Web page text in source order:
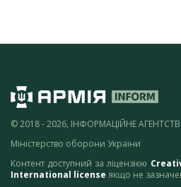
© 2018 - 2026, ІНФОРМАЦІЙНЕ
Міністерство оборони України
Контент доступний за ліцензією
International license якщо не